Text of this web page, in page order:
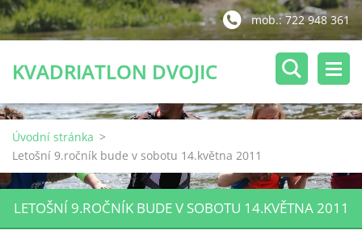
mob.: 722 948 361
KVADRIATLON DVOJIC
Úvodní stránka >
Letošní 9.ročník bude v sobotu 14.května 2011
LETOŠNÍ 9.ROČNÍK BUDE V SOBOTU 14.KVĚTNA 2011